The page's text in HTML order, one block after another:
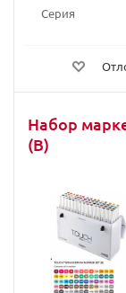
Серия
Набор
(B)